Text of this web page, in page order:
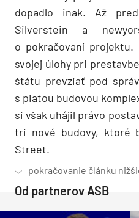
dopadlo inak. Až
Silverstein a
o pokračovaní projektu.
svojej úlohy pri
štátu prevziať pod
s piatou budovou
si však uhájil právo
tri nové budovy, ktoré
Street.
Od partnerov ASB